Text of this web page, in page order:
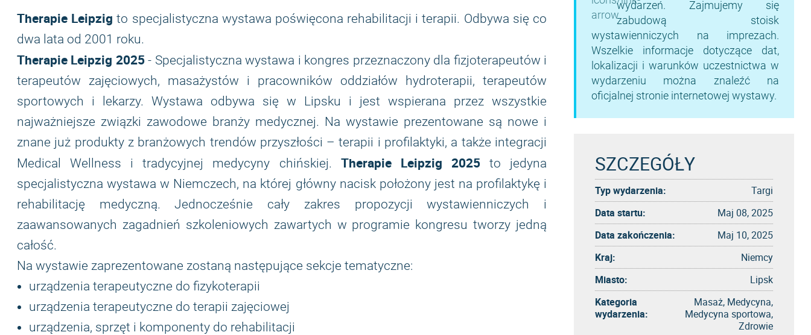
Therapie Leipzig to specjalistyczna wystawa poświęcona rehabilitacji i terapii. Odbywa się co
dwa lata od 2001 roku.
Therapie Leipzig 2025- Specjalistyczna wystawa i kongres przeznaczony dla fizjoterapeutów i
terapeutów zajęciowych, masażystów i pracowników oddziałów hydroterapii, terapeutów
sportowych i lekarzy. Wystawa odbywa się w Lipsku i jest wspierana przez wszystkie
najważniejsze związki zawodowe branży medycznej. Na wystawie prezentowane są nowe i
znane już produkty z branżowych trendów przyszłości – terapii i profilaktyki, a także integracji
Medical Wellness i tradycyjnej medycyny chińskiej. Therapie Leipzig 2025to jedyna
specjalistyczna wystawa w Niemczech, na której główny nacisk położony jest na profilaktykę i
rehabilitację medyczną. Jednocześnie cały zakres propozycji wystawienniczych i
zaawansowanych zagadnień szkoleniowych zawartych w programie kongresu tworzy jedną
całość.
Na wystawie zaprezentowane zostaną następujące sekcje tematyczne:
urządzenia terapeutyczne do fizykoterapii
urządzenia terapeutyczne do terapii zajęciowej
urządzenia, sprzęt i komponenty do rehabilitacji
wydarzeń. Zajmujemy się
zabudową stoisk
wystawienniczych na imprezach.
Wszelkie informacje dotyczące dat,
lokalizacji i warunków uczestnictwa w
wydarzeniu można znaleźć na
oficjalnej stronie internetowej wystawy.
SZCZEGÓŁY
Typ wydarzenia:
Targi
Data startu:
Maj 08, 2025
Data zakończenia:
Maj 10, 2025
Kraj:
Niemcy
Miasto:
Lipsk
Kategoria
wydarzenia:
Masaż, Medycyna,
Medycyna sportowa,
Zdrowie